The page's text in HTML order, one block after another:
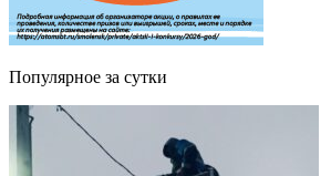
Популярное за сутки